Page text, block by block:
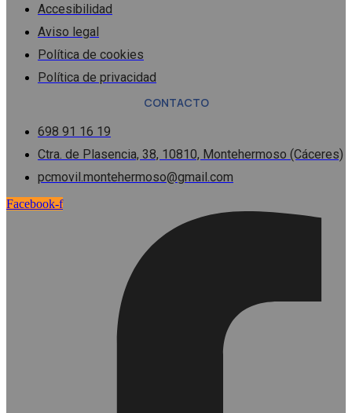
Accesibilidad
Aviso legal
Política de cookies
Política de privacidad
CONTACTO
698 91 16 19
Ctra. de Plasencia, 38, 10810, Montehermoso (Cáceres)
pcmovil.montehermoso@gmail.com
Facebook-f